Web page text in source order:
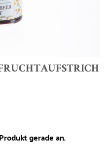
gerade an.